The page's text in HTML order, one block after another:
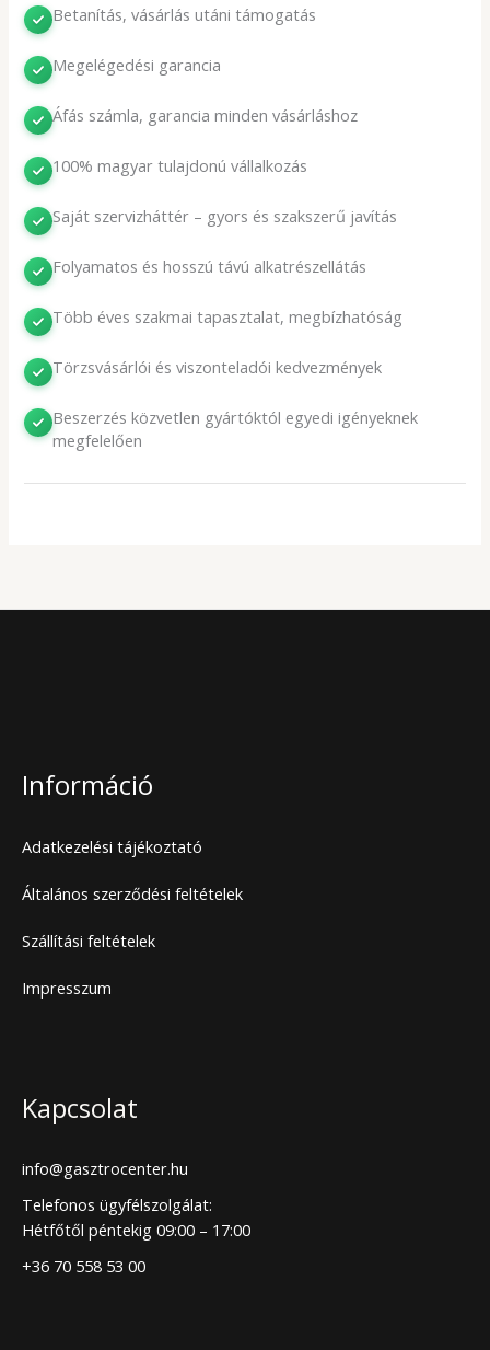
Betanítás, vásárlás utáni támogatás
Megelégedési garancia
Áfás számla, garancia minden vásárláshoz
100% magyar tulajdonú vállalkozás
Saját szervizháttér – gyors és szakszerű javítás
Folyamatos és hosszú távú alkatrészellátás
Több éves szakmai tapasztalat, megbízhatóság
Törzsvásárlói és viszonteladói kedvezmények
Beszerzés közvetlen gyártóktól egyedi igényeknek
megfelelően
Információ
Adatkezelési tájékoztató
Általános szerződési feltételek
Szállítási feltételek
Impresszum
Kapcsolat
info@gasztrocenter.hu
Telefonos ügyfélszolgálat:
Hétfőtől péntekig 09:00 – 17:00
+36 70 558 53 00